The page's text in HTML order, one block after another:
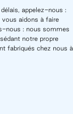
appelez-nous :
aidons à faire
nous : nous sommes
notre propre
fabriqués chez nous à